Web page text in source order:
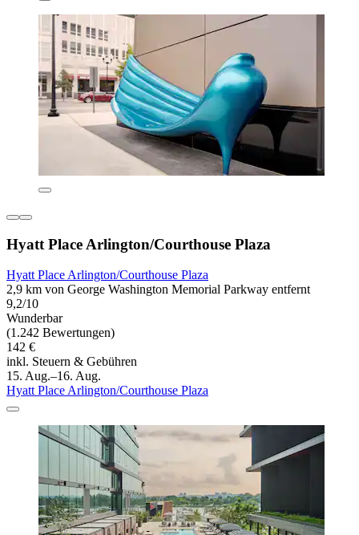
Hyatt Place Arlington/Courthouse Plaza
Hyatt Place Arlington/Courthouse Plaza
2,9 km von George Washington Memorial Parkway entfernt
9,2/10
Wunderbar
(1.242 Bewertungen)
142 €
inkl. Steuern & Gebühren
15. Aug.–16. Aug.
Hyatt Place Arlington/Courthouse Plaza